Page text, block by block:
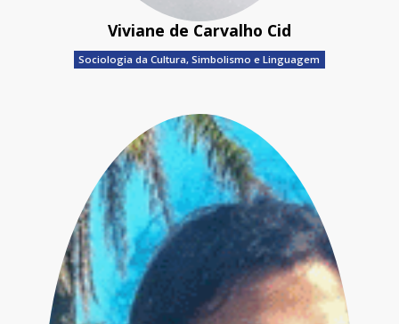
Viviane de Carvalho Cid
Sociologia da Cultura, Simbolismo e Linguagem